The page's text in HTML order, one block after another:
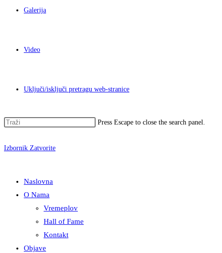
Galerija
Video
Uključi/isključi pretragu web-stranice
Press Escape to close the search panel.
Izbornik Zatvorite
Naslovna
O Nama
Vremeplov
Hall of Fame
Kontakt
Objave